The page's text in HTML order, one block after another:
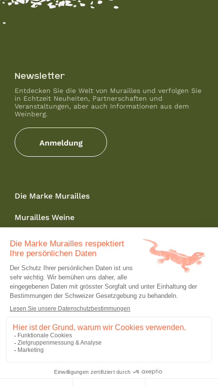
Newsletter
Entdecken Sie die Welt von Murailles und verfolgen Sie
in Echtzeit Neuheiten, Partnerschaften und
Veranstaltungen, aber auch Informationen aus dem
Weinberg.
Anmeldung
Die Marke Murailles
Murailles Weine
Wo finden Sie uns ?
Kontakt
Online Shop
Richtline zum Schutzpersönlicher Daten
Folgen Sie uns